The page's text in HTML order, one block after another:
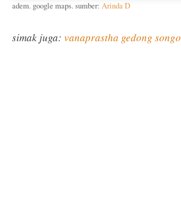
adem. google maps. sumber: Arinda D
simak juga: vanaprastha gedong songo